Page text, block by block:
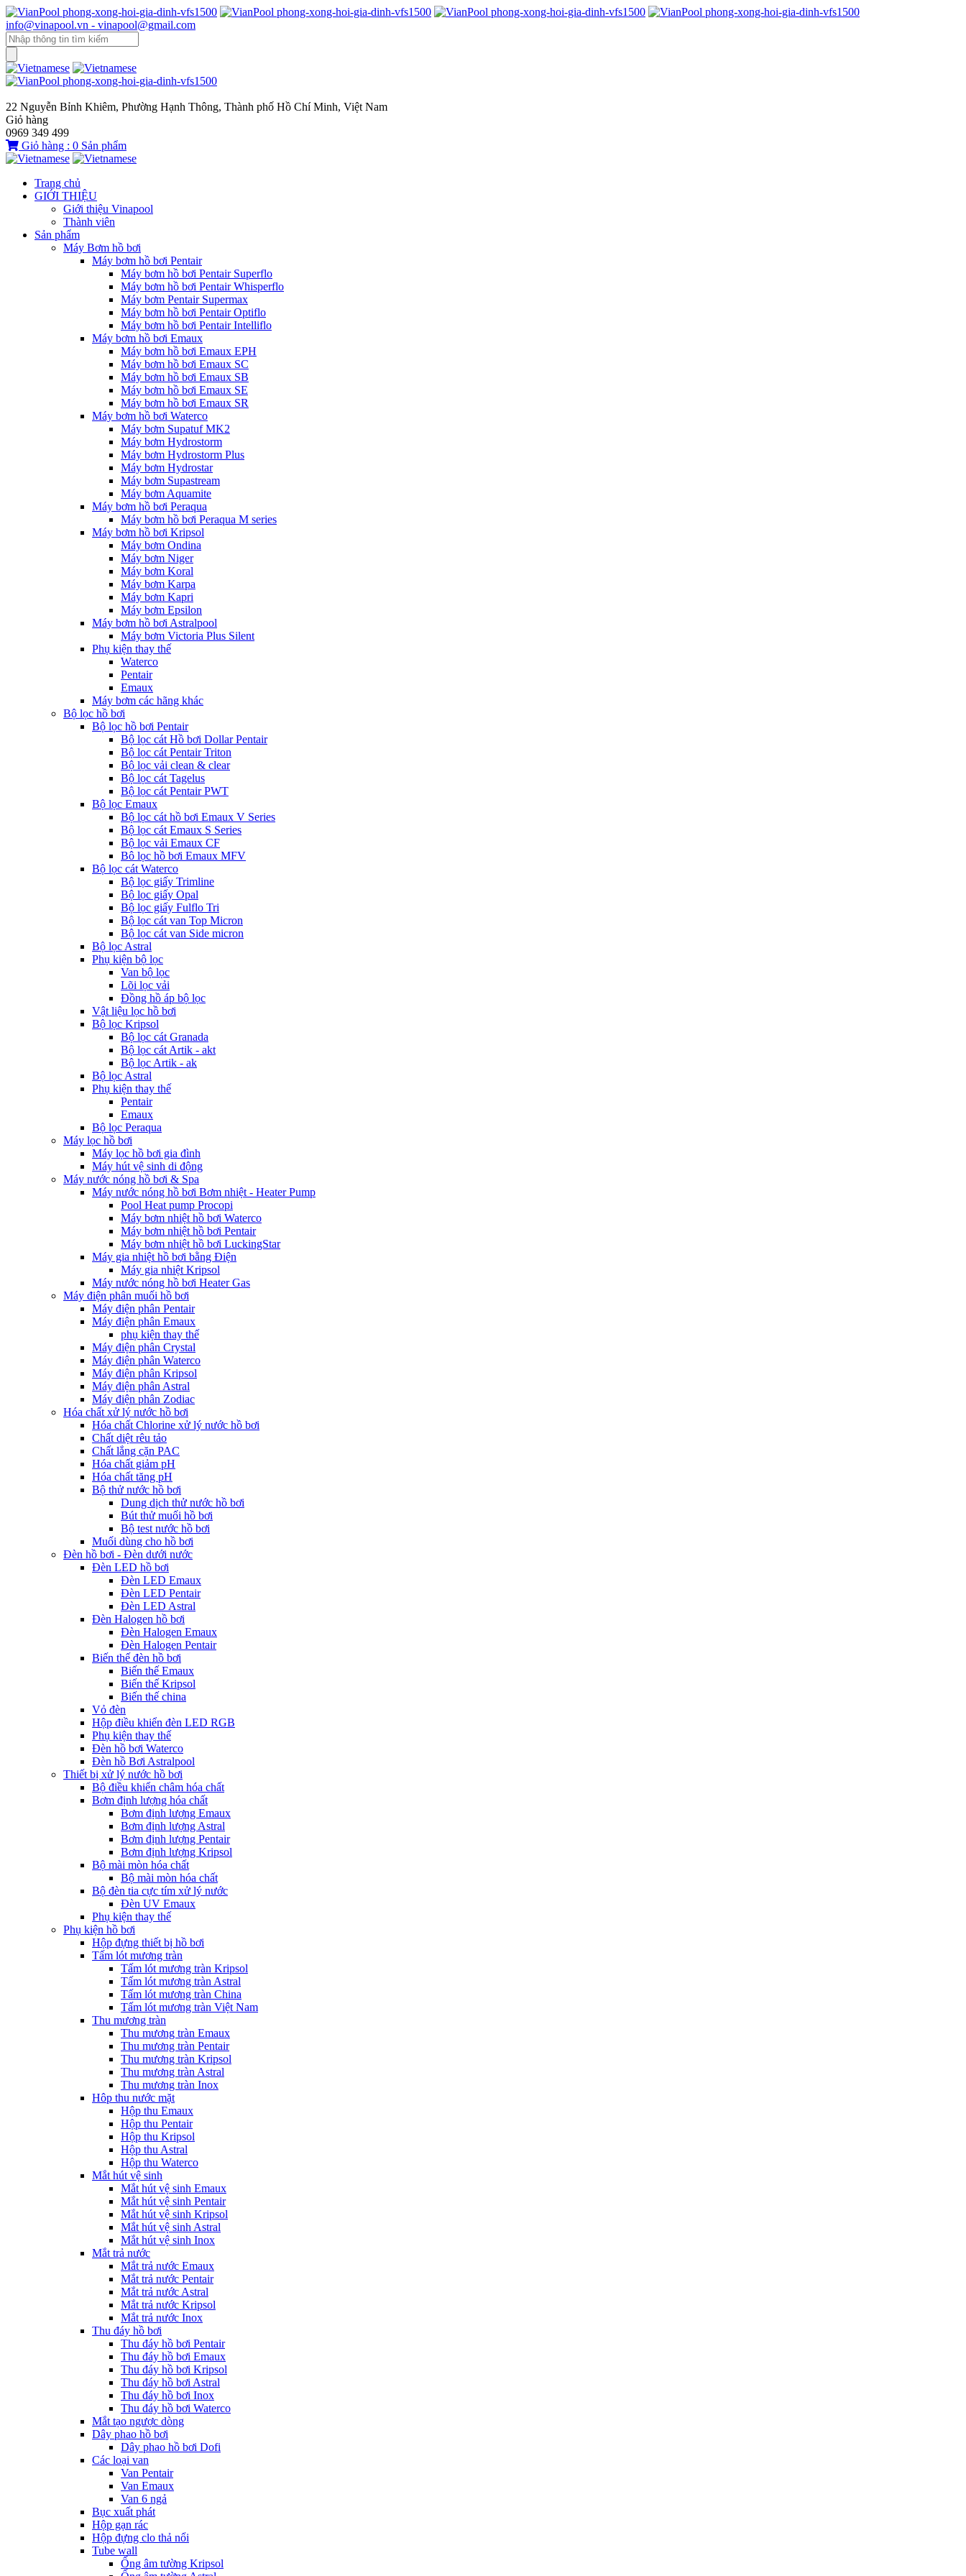
info@vinapool.vn - vinapool@gmail.com
22 Nguyễn Bỉnh Khiêm, Phường Hạnh Thông, Thành phố Hồ Chí Minh, Việt Nam
Giỏ hàng
0969 349 499
Giỏ hàng : 0 Sản phẩm
Trang chủ
GIỚI THIỆU
Giới thiệu Vinapool
Thành viên
Sản phẩm
Máy Bơm hồ bơi
Máy bơm hồ bơi Pentair
Máy bơm hồ bơi Pentair Superflo
Máy bơm hồ bơi Pentair Whisperflo
Máy bơm Pentair Supermax
Máy bơm hồ bơi Pentair Optiflo
Máy bơm hồ bơi Pentair Intelliflo
Máy bơm hồ bơi Emaux
Máy bơm hồ bơi Emaux EPH
Máy bơm hồ bơi Emaux SC
Máy bơm hồ bơi Emaux SB
Máy bơm hồ bơi Emaux SE
Máy bơm hồ bơi Emaux SR
Máy bơm hồ bơi Waterco
Máy bơm Supatuf MK2
Máy bơm Hydrostorm
Máy bơm Hydrostorm Plus
Máy bơm Hydrostar
Máy bơm Supastream
Máy bơm Aquamite
Máy bơm hồ bơi Peraqua
Máy bơm hồ bơi Peraqua M series
Máy bơm hồ bơi Kripsol
Máy bơm Ondina
Máy bơm Niger
Máy bơm Koral
Máy bơm Karpa
Máy bơm Kapri
Máy bơm Epsilon
Máy bơm hồ bơi Astralpool
Máy bơm Victoria Plus Silent
Phụ kiện thay thế
Waterco
Pentair
Emaux
Máy bơm các hãng khác
Bộ lọc hồ bơi
Bộ lọc hồ bơi Pentair
Bộ lọc cát Hồ bơi Dollar Pentair
Bộ lọc cát Pentair Triton
Bộ lọc vải clean & clear
Bộ lọc cát Tagelus
Bộ lọc cát Pentair PWT
Bộ lọc Emaux
Bộ lọc cát hồ bơi Emaux V Series
Bộ lọc cát Emaux S Series
Bộ lọc vải Emaux CF
Bô lọc hồ bơi Emaux MFV
Bộ lọc cát Waterco
Bộ lọc giấy Trimline
Bộ lọc giấy Opal
Bộ lọc giấy Fulflo Tri
Bộ lọc cát van Top Micron
Bộ lọc cát van Side micron
Bộ lọc Astral
Phụ kiện bộ lọc
Van bộ lọc
Lõi lọc vải
Đồng hồ áp bộ lọc
Vật liệu lọc hồ bơi
Bộ lọc Kripsol
Bộ lọc cát Granada
Bộ lọc cát Artik - akt
Bộ lọc Artik - ak
Bộ lọc Astral
Phụ kiện thay thế
Pentair
Emaux
Bộ lọc Peraqua
Máy lọc hồ bơi
Máy lọc hồ bơi gia đình
Máy hút vệ sinh di động
Máy nước nóng hồ bơi & Spa
Máy nước nóng hồ bơi Bơm nhiệt - Heater Pump
Pool Heat pump Procopi
Máy bơm nhiệt hồ bơi Waterco
Máy bơm nhiệt hồ bơi Pentair
Máy bơm nhiệt hồ bơi LuckingStar
Máy gia nhiệt hồ bơi bằng Điện
Máy gia nhiệt Kripsol
Máy nước nóng hồ bơi Heater Gas
Máy điện phân muối hồ bơi
Máy điện phân Pentair
Máy điện phân Emaux
phụ kiện thay thế
Máy điện phân Crystal
Máy điện phân Waterco
Máy điện phân Kripsol
Máy điện phân Astral
Máy điện phân Zodiac
Hóa chất xử lý nước hồ bơi
Hóa chất Chlorine xử lý nước hồ bơi
Chất diệt rêu tảo
Chất lắng cặn PAC
Hóa chất giảm pH
Hóa chất tăng pH
Bộ thử nước hồ bơi
Dung dịch thử nước hồ bơi
Bút thử muối hồ bơi
Bộ test nước hồ bơi
Muối dùng cho hồ bơi
Đèn hồ bơi - Đèn dưới nước
Đèn LED hồ bơi
Đèn LED Emaux
Đèn LED Pentair
Đèn LED Astral
Đèn Halogen hồ bơi
Đèn Halogen Emaux
Đèn Halogen Pentair
Biến thế đèn hồ bơi
Biến thế Emaux
Biến thế Kripsol
Biến thế china
Vỏ đèn
Hộp điều khiển đèn LED RGB
Phụ kiện thay thế
Đèn hồ bơi Waterco
Đèn hồ Bơi Astralpool
Thiết bị xử lý nước hồ bơi
Bộ điều khiển châm hóa chất
Bơm định lượng hóa chất
Bơm định lượng Emaux
Bơm định lượng Astral
Bơm định lượng Pentair
Bơm định lượng Kripsol
Bộ mài mòn hóa chất
Bộ mài mòn hóa chất
Bộ đèn tia cực tím xử lý nước
Đèn UV Emaux
Phụ kiện thay thế
Phụ kiện hồ bơi
Hộp đựng thiết bị hồ bơi
Tấm lót mương tràn
Tấm lót mương tràn Kripsol
Tấm lót mương tràn Astral
Tấm lót mương tràn China
Tấm lót mương tràn Việt Nam
Thu mương tràn
Thu mương tràn Emaux
Thu mương tràn Pentair
Thu mương tràn Kripsol
Thu mương tràn Astral
Thu mương tràn Inox
Hôp thu nước mặt
Hộp thu Emaux
Hộp thu Pentair
Hộp thu Kripsol
Hộp thu Astral
Hộp thu Waterco
Mắt hút vệ sinh
Mắt hút vệ sinh Emaux
Mắt hút vệ sinh Pentair
Mắt hút vệ sinh Kripsol
Mắt hút vệ sinh Astral
Mắt hút vệ sinh Inox
Mắt trả nước
Mắt trả nước Emaux
Mắt trả nước Pentair
Mắt trả nước Astral
Mắt trả nước Kripsol
Mắt trả nước Inox
Thu đáy hồ bơi
Thu đáy hồ bơi Pentair
Thu đáy hồ bơi Emaux
Thu đáy hồ bơi Kripsol
Thu đáy hồ bơi Astral
Thu đáy hồ bơi Inox
Thu đáy hồ bơi Waterco
Mắt tạo ngược dòng
Dây phao hồ bơi
Dây phao hồ bơi Dofi
Các loại van
Van Pentair
Van Emaux
Van 6 ngả
Bục xuất phát
Hộp gạn rác
Hộp đựng clo thả nổi
Tube wall
Ống âm tường Kripsol